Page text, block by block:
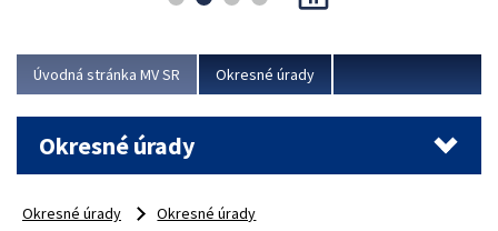
Viac
Úvodná stránka MV SR Okresné úrady
Okresné úrady
Okresné úrady
Okresné úrady